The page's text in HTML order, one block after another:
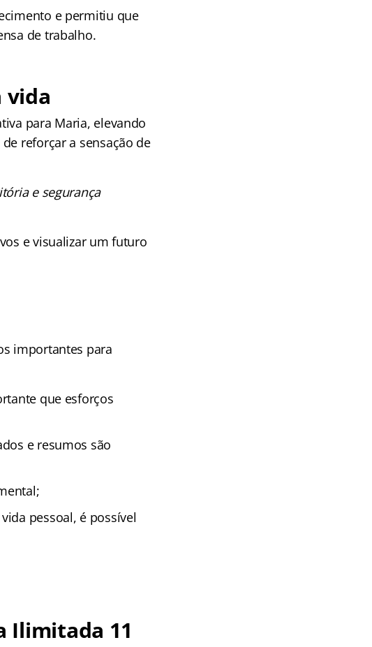
e permitiu que
de trabalho.
vida
para Maria, elevando
reforçar a sensação de
e segurança
e visualizar um futuro
importantes para
que esforços
e resumos são
pessoal, é possível
Ilimitada 11